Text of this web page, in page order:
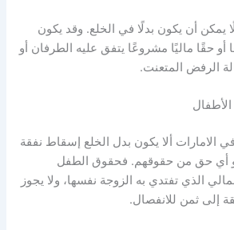
يمكن أن يكون بدلًا في الخلع. وقد يكون
أو حقًا ماليًا مشروعًا يتفق عليه الطرفان أو
الرفض المتعنت.
ألا يكون بدل الخلع إسقاط نفقة
أي حق من حقوقهم. فحقوق الطفل
الذي تفتدي به الزوجة نفسها، ولا يجوز
إلى ثمن للانفصال.